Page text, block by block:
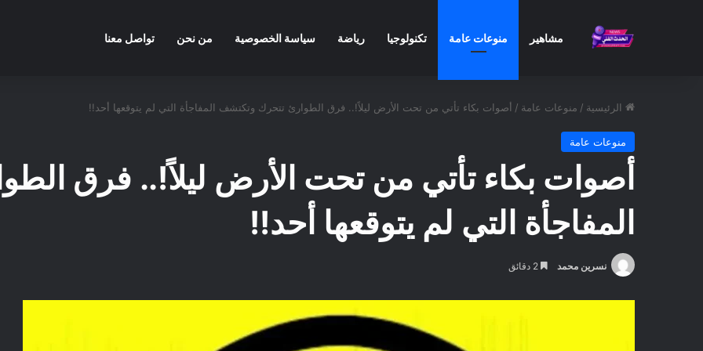
مشاهير منوعات عامة تكنولوجيا رياضة سياسة الخصوصية من نحن تواصل معنا
الرئيسية / منوعات عامة / أصوات بكاء تأتي من تحت الأرض ليلاً!.. فرق الطوارئ تتحرك وتكتشف المفاجأة التي لم يتوقعها أحد!!
منوعات عامة
أصوات بكاء تأتي من تحت الأرض ليلاً!.. فرق
المفاجأة التي لم يتوقعها أحد!!
نسرين محمد